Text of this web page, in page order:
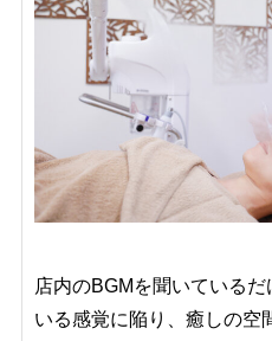
店内のBGMを聞いている
いる感覚に陥り、癒しの空